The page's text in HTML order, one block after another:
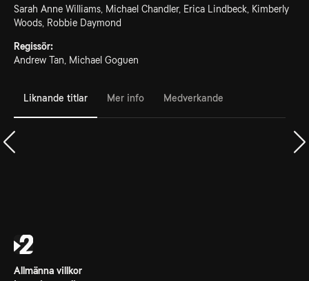
Sarah Anne Williams, Michael Chandler, Erica Lindbeck, Kimberly
Woods, Robbie Daymond
Regissör:
Andrew Tan, Michael Goguen
Liknande titlar Mer info Medverkande
Allmänna villkor